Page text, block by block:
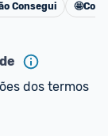
Consegui 🤩
dos termos